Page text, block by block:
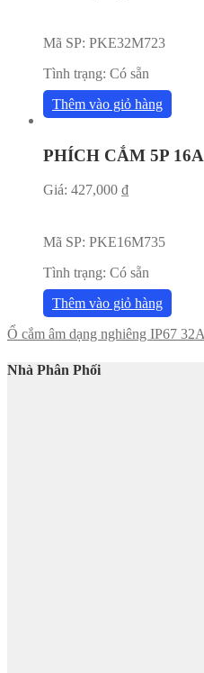
Mã SP: PKE32M723
Tình trạng: Có sẵn
Thêm vào giỏ hàng
PHÍCH CẮM 5P
Giá: 427,000 ₫
Mã SP: PKE16M735
Tình trạng: Có sẵn
Thêm vào giỏ hàng
Ổ cắm âm dạng nghiêng IP67
Nhà Phân Phối